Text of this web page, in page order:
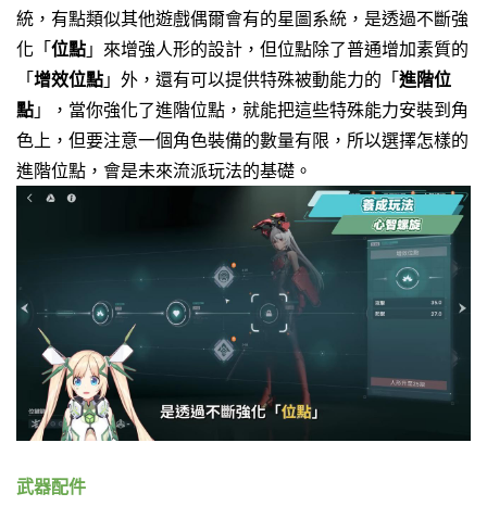
統，有點類似其他遊戲偶爾會有的星圖系統， 是透過不斷強
化「 位點 」來增強人形的設計， 但位點除了普通增加素質的
「 增效位點 」外， 還有可以提供特殊被動能力的「 進階位
點 」， 當你強化了進階位點，就能把這些特殊能力安裝到角
色上， 但要注意一個角色裝備的數量有限， 所以選擇怎樣的
進階位點，會是未來流派玩法的基礎。
武器配件